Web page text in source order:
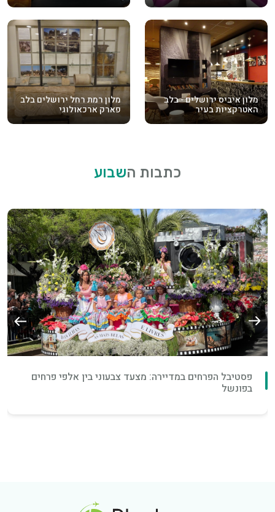
מלון איביס ירושלים - בלב
האטרקציות בעיר
מלון רמת רחל ירושלים בלב
פארק ארכאולוגי
כתבות השבוע
פסטיבל הפרחים במדיירה: מצעד צבעוני בין אלפי פרחים
בפונשל